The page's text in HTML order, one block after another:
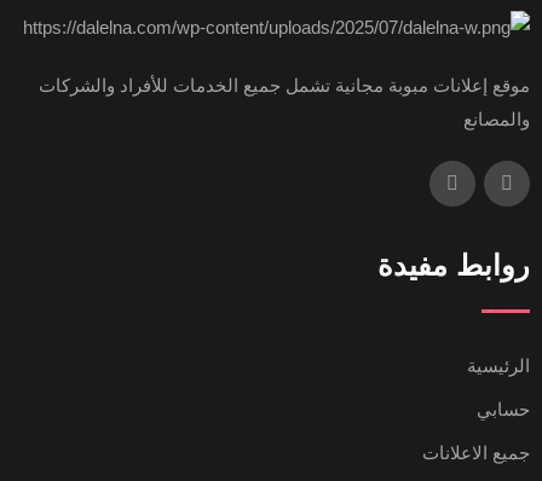
موقع إعلانات مبوبة مجانية تشمل جميع الخدمات للأفراد والشركات
والمصانع
روابط مفيدة
الرئيسية
حسابي
جميع الاعلانات